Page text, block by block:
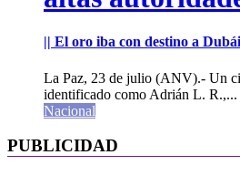
|| El oro iba con destino a
La Paz, 23 de julio (ANV).- Un
identificado como Adrián L. R.,...
Nacional
PUBLICIDAD